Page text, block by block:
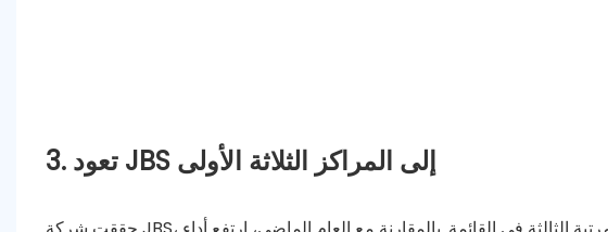
3. تعود JBS إلى المراكز الثلاثة الأولى